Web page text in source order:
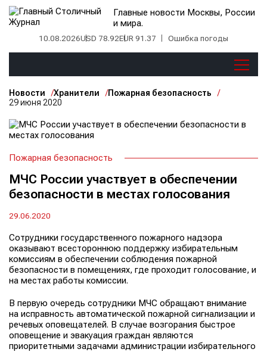
Главные новости Москвы, России
и мира.
10.08.2026USD 78.92EUR 91.37 Ошибка погоды
Новости Хранители
Пожарная безопасность
29 июня 2020
Пожарная безопасность
МЧС России участвует в обеспечении
безопасности в местах голосования
29.06.2020
Сотрудники государственного пожарного надзора
оказывают всестороннюю поддержку избирательным
комиссиям в обеспечении соблюдения пожарной
безопасности в помещениях, где проходит голосование, и
на местах работы комиссии.
В первую очередь сотрудники МЧС обращают внимание
на исправность автоматической пожарной сигнализации и
речевых оповещателей. В случае возгорания быстрое
оповещение и эвакуация граждан являются
приоритетными задачами администрации избирательного